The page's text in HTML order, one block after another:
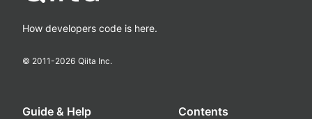
How developers code is here.
© 2011-2026 Qiita Inc.
Guide & Help Contents